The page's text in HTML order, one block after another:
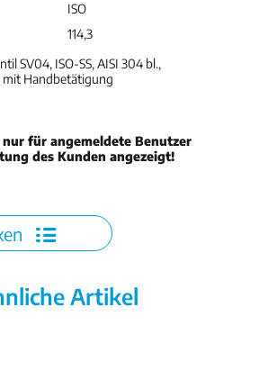
ISO
114,3
SV04, ISO-SS, AISI 304 bl.,
mit Handbetätigung
für angemeldete Benutzer
des Kunden angezeigt!
Artikel